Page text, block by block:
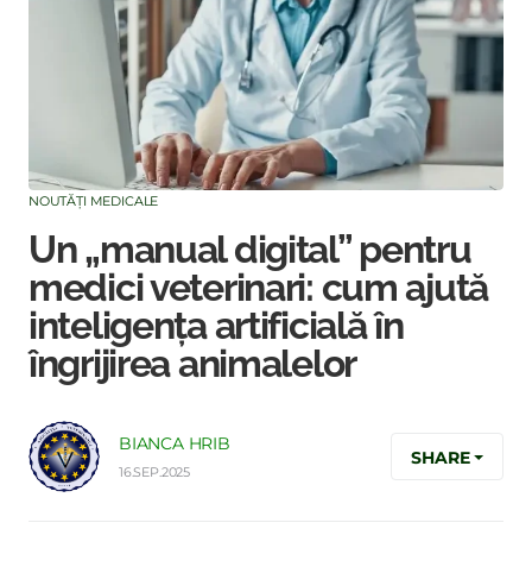
NOUTĂȚI MEDICALE
Un „manual digital” pentru
medici veterinari: cum ajută
inteligența artificială în
îngrijirea animalelor
BIANCA HRIB
16.SEP.2025
SHARE